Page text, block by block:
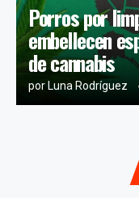
Porros por
embellecen
de cannabis
por Luna Rodríguez